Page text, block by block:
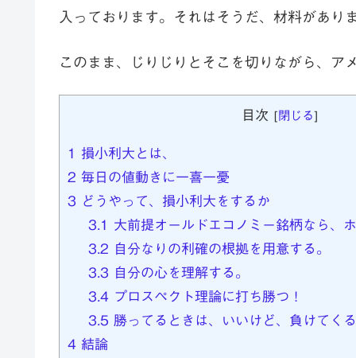
入っております。それはそうだ、材料があり
このまま、じりじりとそこを切りながら、ア
目次 [閉じる]
1
損小利大とは、
2 毎日の値動きに一喜一憂
3 どうやって、損小利大をするか
3.1
大前提オールドエコノミー銘柄なら、
3.2 自分なりの利確の根拠を用意する。
3.3 自分の心を理解する。
3.4プロスペクト理論に打ち勝つ！
3.5 勝ってるときは、いいけど、負けてく
4 結論